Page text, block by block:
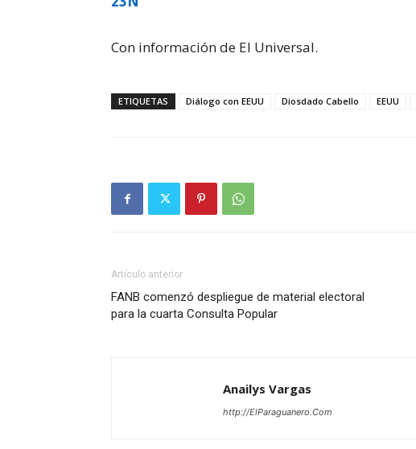
Con información de El Universal.
ETIQUETAS Diálogo con EEUU Diosdado Cabello EEUU
Artículo anterior
FANB comenzó despliegue de material electoral
para la cuarta Consulta Popular
Anailys Vargas
http://ElParaguanero.Com